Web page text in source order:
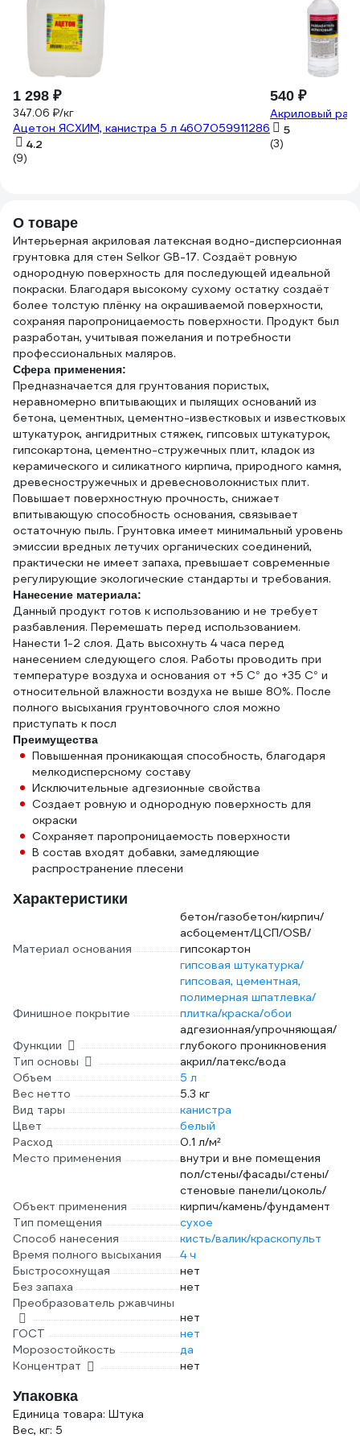
1 298 ₽
347.06 ₽/кг
Ацетон ЯСХИМ, канистра 5 л 4607059911286
4.2
(9)
540 ₽
Акриловый
5
(3)
О товаре
Интерьерная акриловая латексная водно-дисперсионная
грунтовка для стен Selkor GB-17. Создаёт ровную
однородную поверхность для последующей идеальной
покраски. Благодаря высокому сухому остатку создаёт
более толстую плёнку на окрашиваемой поверхности,
сохраняя паропроницаемость поверхности. Продукт был
разработан, учитывая пожелания и потребности
профессиональных маляров.
Сфера применения:
Предназначается для грунтования пористых,
неравномерно впитывающих и пылящих оснований из
бетона, цементных, цементно-известковых и известковых
штукатурок, ангидритных стяжек, гипсовых штукатурок,
гипсокартона, цементно-стружечных плит, кладок из
керамического и силикатного кирпича, природного камня,
древесностружечных и древесноволокнистых плит.
Повышает поверхностную прочность, снижает
впитывающую способность основания, связывает
остаточную пыль. Грунтовка имеет минимальный уровень
эмиссии вредных летучих органических соединений,
практически не имеет запаха, превышает современные
регулирующие экологические стандарты и требования.
Нанесение материала:
Данный продукт готов к использованию и не требует
разбавления. Перемешать перед использованием.
Нанести 1-2 слоя. Дать высохнуть 4 часа перед
нанесением следующего слоя. Работы проводить при
температуре воздуха и основания от +5 С° до +35 С° и
относительной влажности воздуха не выше 80%. После
полного высыхания грунтовочного слоя можно
приступать к посл
Преимущества
Повышенная проникающая способность, благодаря
мелкодисперсному составу
Исключительные адгезионные свойства
Создает ровную и однородную поверхность для
окраски
Сохраняет паропроницаемость поверхности
В состав входят добавки, замедляющие
распространение плесени
Характеристики
Материал основания
бетон/газобетон/кирпич/
асбоцемент/ЦСП/OSB/
гипсокартон
Финишное покрытие
гипсовая штукатурка/
гипсовая, цементная,
полимерная шпатлевка/
плитка/краска/обои
Функции
адгезионная/упрочняющая/
глубокого проникновения
Тип основы
акрил/латекс/вода
Объем
5 л
Вес нетто
5.3 кг
Вид тары
канистра
Цвет
белый
Расход
0.1 л/м²
Место применения
внутри и вне помещения
Объект применения
пол/стены/фасады/стены/
стеновые панели/цоколь/
кирпич/камень/фундамент
Тип помещения
сухое
Способ нанесения
кисть/валик/краскопульт
Время полного высыхания
4 ч
Быстросохнущая
нет
Без запаха
нет
Преобразователь ржавчины
нет
ГОСТ
нет
Морозостойкость
да
Концентрат
нет
Упаковка
Единица товара: Штука
Вес, кг: 5